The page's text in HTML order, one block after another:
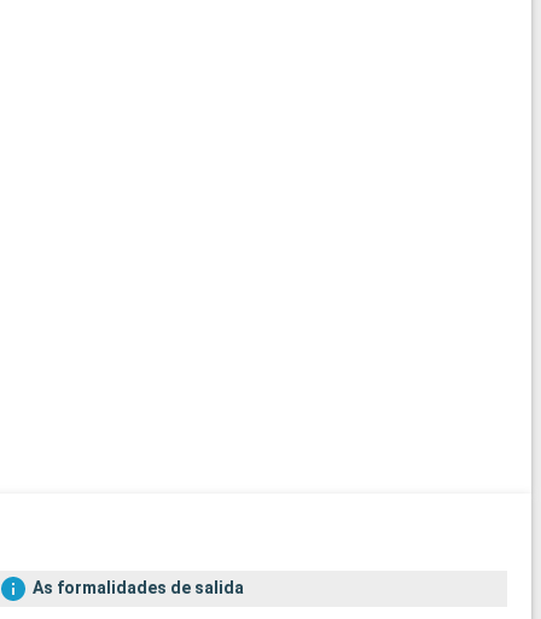
As formalidades de salida